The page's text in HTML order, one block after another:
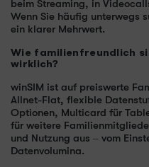
beim Streaming, in
Wenn Sie häufig unterwegs
ein klarer Mehrwert.
Wie familienfreundlich
wirklich?
winSIM ist auf preiswerte
Allnet-Flat, flexible
Optionen, Multicard für
für weitere
und Nutzung aus – vom
Datenvolumina.